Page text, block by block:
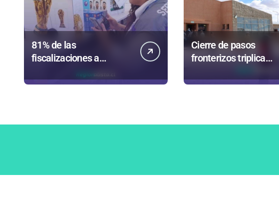
81% de las
fiscalizaciones a
Antofagasta termina en
Cierre de pasos
fronterizos triplica
importar carnes por